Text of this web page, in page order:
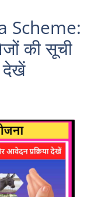
Scheme:
की सूची
देखें